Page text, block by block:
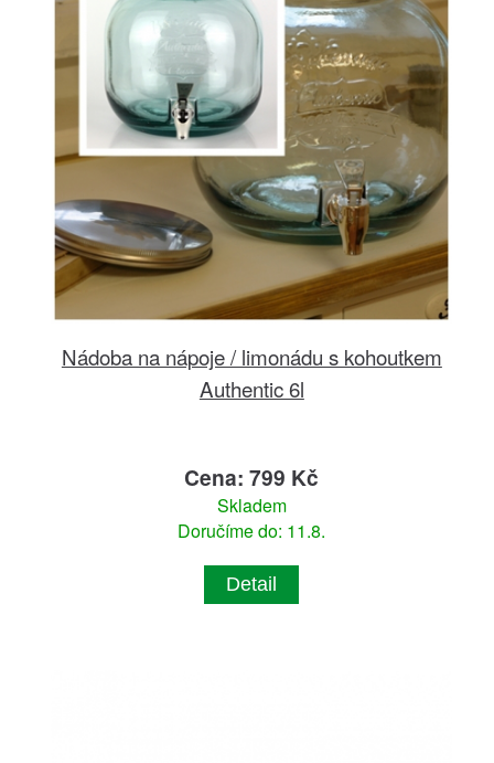
Nádoba na nápoje / limonádu s kohoutkem
Authentic 6l
Cena: 799 Kč
Skladem
Doručíme do: 11.8.
Detail